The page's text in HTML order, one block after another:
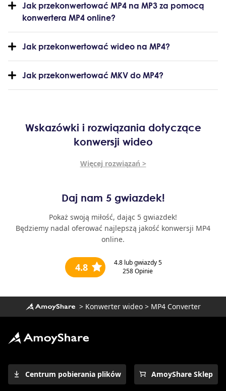
Jak przekonwertować MP4 na MP3 za pomocą
konwertera MP4 online?
Jak przekonwertować wideo na MP4?
Jak przekonwertować MKV do MP4?
Wskazówki i rozwiązania dotyczące
konwersji wideo
Więcej rozwiązań >
Daj nam 5 gwiazdek!
Pokaż swoją miłość, dając 5 gwiazdek!
Będziemy nadal oferować najlepszą jakość konwersji MP4
online.
4.8 4.8lub gwiazdy 5
258Opinie
> Konwerter wideo> MP4 Converter
Centrum pobierania plików AmoyShare Sklep